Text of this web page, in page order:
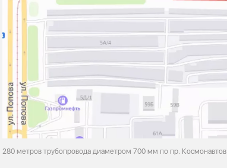
280 метров трубопровода диаметром 700 мм по пр. Космонавтов